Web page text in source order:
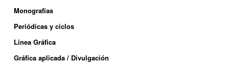
Monografías
Periódicas y ciclos
Línea Gráfica
Gráfica aplicada / Divulgación